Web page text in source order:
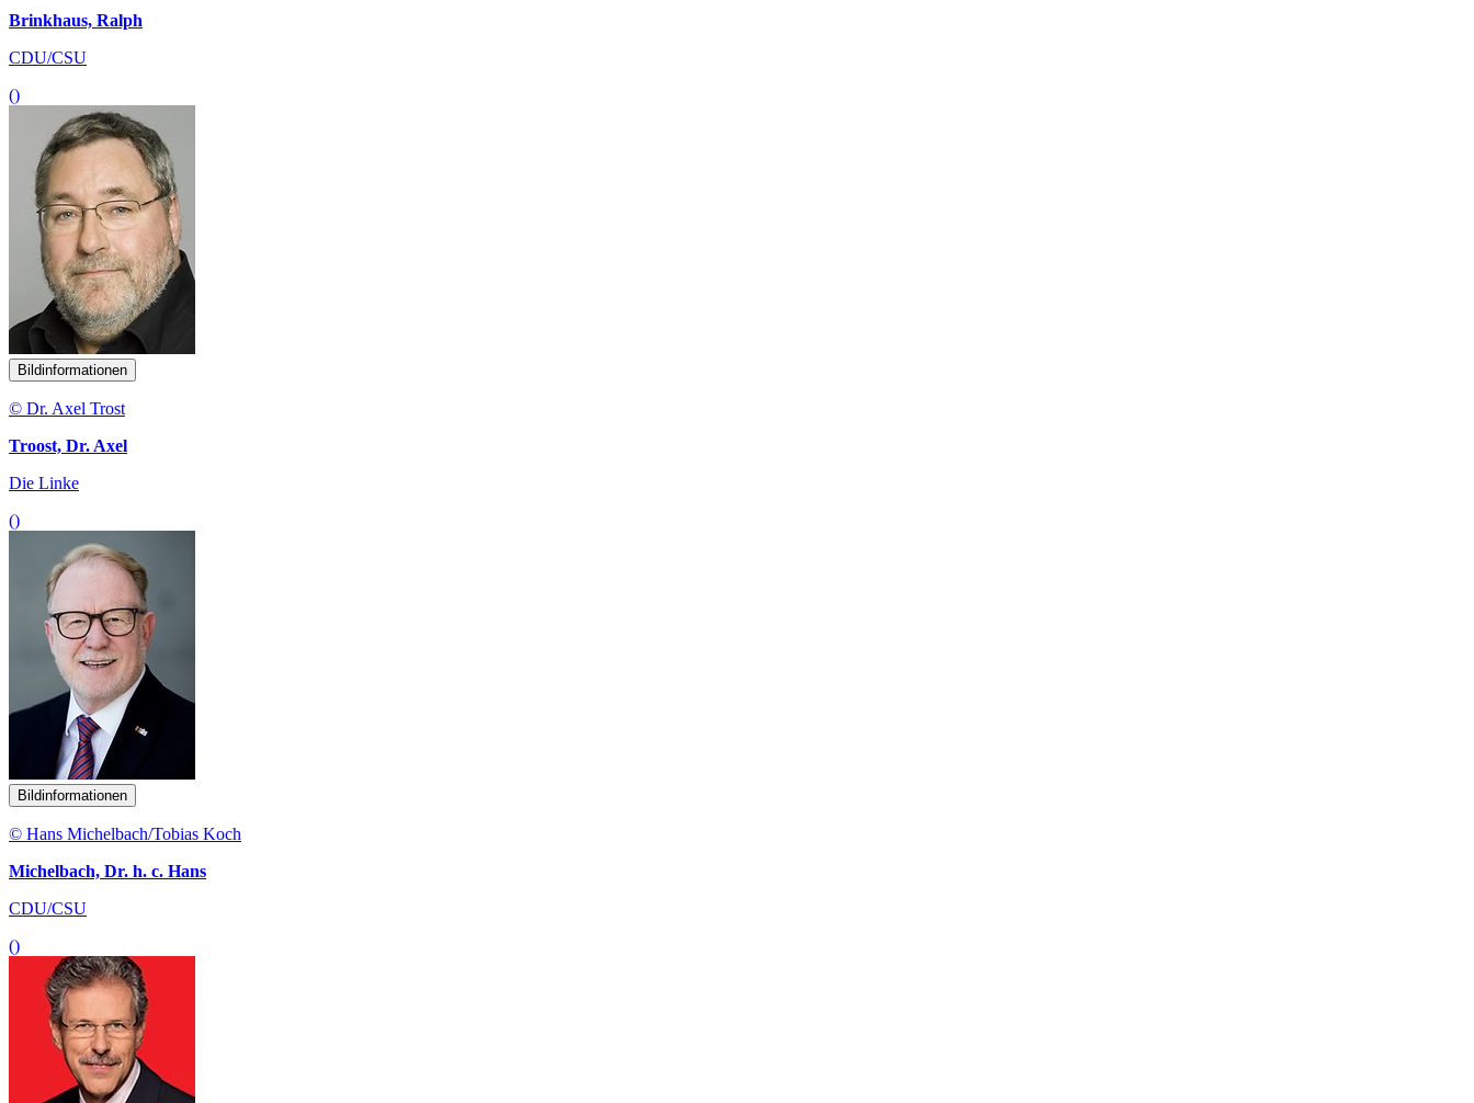
Brinkhaus, Ralph
CDU/CSU
()
Bildinformationen
© Dr. Axel Trost
Troost, Dr. Axel
Die Linke
()
Bildinformationen
© Hans Michelbach/Tobias Koch
Michelbach, Dr. h. c. Hans
CDU/CSU
()